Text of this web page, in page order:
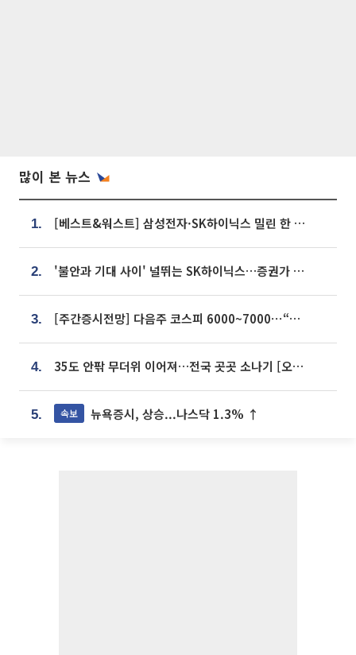
많이 본 뉴스
1. [베스트&워스트] 삼성전자·SK하이닉스 밀린 한 주…상상인증권은 85% 급등
2. '불안과 기대 사이' 널뛰는 SK하이닉스…증권가 "HBM4·LTA 기반 펀터멘털 견고"
3. [주간증시전망] 다음주 코스피 6000~7000⋯“外人 수급은 정책이 변수”
4. 35도 안팎 무더위 이어져…전국 곳곳 소나기 [오늘 날씨]
5. 속보 뉴욕증시, 상승...나스닥 1.3% ↑